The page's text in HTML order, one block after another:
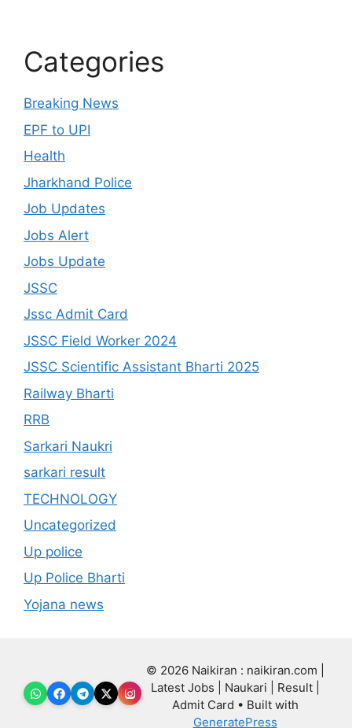
Categories
Breaking News
EPF to UPI
Health
Jharkhand Police
Job Updates
Jobs Alert
Jobs Update
JSSC
Jssc Admit Card
JSSC Field Worker 2024
JSSC Scientific Assistant Bharti 2025
Railway Bharti
RRB
Sarkari Naukri
sarkari result
TECHNOLOGY
Uncategorized
Up police
Up Police Bharti
Yojana news
© 2026 Naikiran : naikiran.com |
Latest Jobs | Naukari | Result |
Admit Card • Built with
GeneratePress